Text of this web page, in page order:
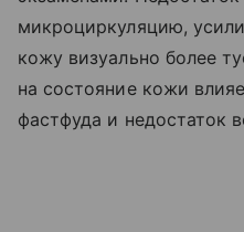
микроциркуляцию,
кожу визуально более
на состояние кожи
фастфуда и недостаток